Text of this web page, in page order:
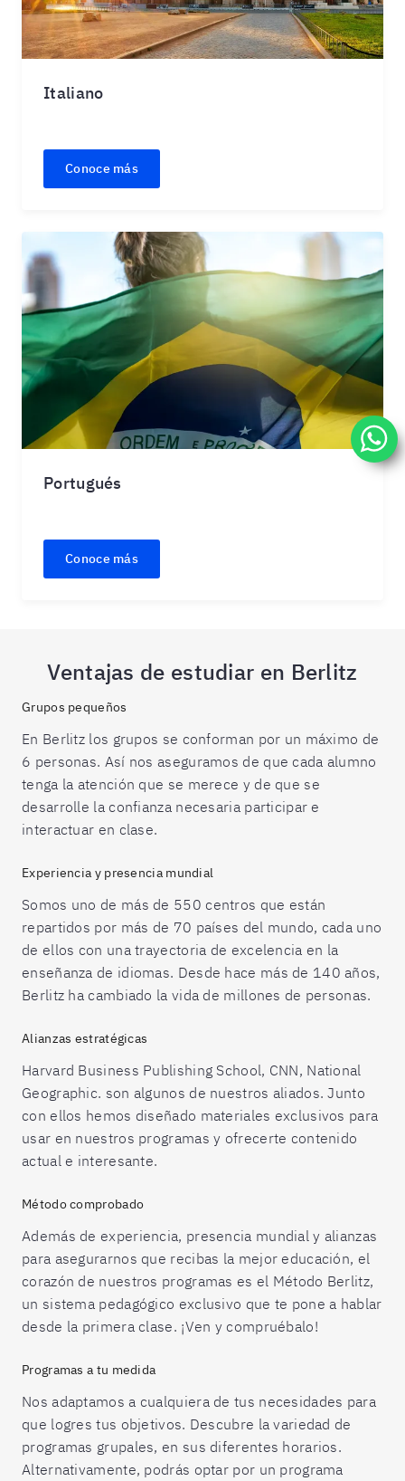
Italiano
Conoce más
Portugués
Conoce más
Ventajas de estudiar en Berlitz
Grupos pequeños
En Berlitz los grupos se conforman por un máximo de
6 personas. Así nos aseguramos de que cada alumno
tenga la atención que se merece y de que se
desarrolle la confianza necesaria participar e
interactuar en clase.
Experiencia y presencia mundial
Somos uno de más de 550 centros que están
repartidos por más de 70 países del mundo, cada uno
de ellos con una trayectoria de excelencia en la
enseñanza de idiomas. Desde hace más de 140 años,
Berlitz ha cambiado la vida de millones de personas.
Alianzas estratégicas
Harvard Business Publishing School, CNN, National
Geographic. son algunos de nuestros aliados. Junto
con ellos hemos diseñado materiales exclusivos para
usar en nuestros programas y ofrecerte contenido
actual e interesante.
Método comprobado
Además de experiencia, presencia mundial y alianzas
para asegurarnos que recibas la mejor educación, el
corazón de nuestros programas es el Método Berlitz,
un sistema pedagógico exclusivo que te pone a hablar
desde la primera clase. ¡Ven y compruébalo!
Programas a tu medida
Nos adaptamos a cualquiera de tus necesidades para
que logres tus objetivos. Descubre la variedad de
programas grupales, en sus diferentes horarios.
Alternativamente, podrás optar por un programa